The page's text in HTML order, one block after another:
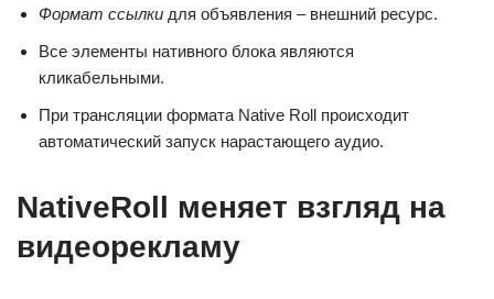
Формат ссылки для объявления – внешний ресурс.
Все элементы нативного блока являются
кликабельными.
При трансляции формата Native Roll происходит
автоматический запуск нарастающего аудио.
NativeRoll меняет взгляд на
видеорекламу